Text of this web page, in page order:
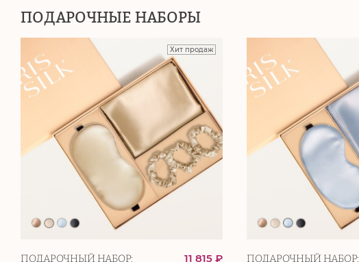
ПОДАРОЧНЫЕ НАБОРЫ
Хит продаж
ПОДАРОЧНЫЙ НАБОР:
11 815 ₽
ПОДАРОЧНЫЙ НАБОР: